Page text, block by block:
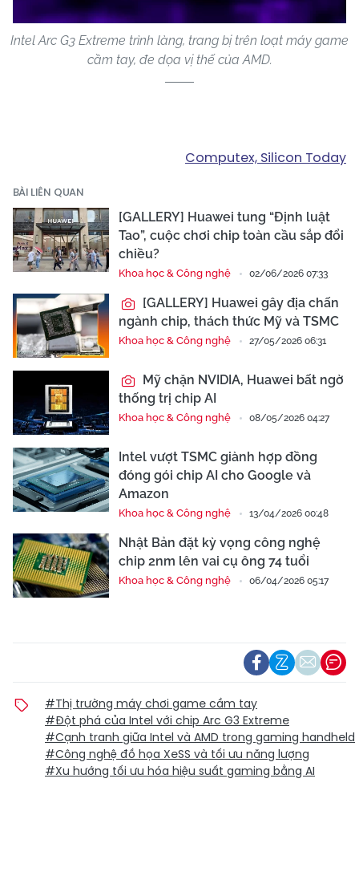
Intel Arc G3 Extreme trình làng, trang bị trên loạt máy game
cầm tay, đe dọa vị thế của AMD.
Computex, Silicon Today
BÀI LIÊN QUAN
[GALLERY] Huawei tung “Định luật
Tao”, cuộc chơi chip toàn cầu sắp đổi
chiều?
Khoa học & Công nghệ 02/06/2026 07:33
[GALLERY] Huawei gây địa chấn
ngành chip, thách thức Mỹ và TSMC
Khoa học & Công nghệ 27/05/2026 06:31
Mỹ chặn NVIDIA, Huawei bất ngờ
thống trị chip AI
Khoa học & Công nghệ 08/05/2026 04:27
Intel vượt TSMC giành hợp đồng
đóng gói chip AI cho Google và
Amazon
Khoa học & Công nghệ 13/04/2026 00:48
Nhật Bản đặt kỳ vọng công nghệ
chip 2nm lên vai cụ ông 74 tuổi
Khoa học & Công nghệ 06/04/2026 05:17
#Thị trường máy chơi game cầm tay
#Đột phá của Intel với chip Arc G3 Extreme
#Cạnh tranh giữa Intel và AMD trong gaming handheld
#Công nghệ đồ họa XeSS và tối ưu năng lượng
#Xu hướng tối ưu hóa hiệu suất gaming bằng AI